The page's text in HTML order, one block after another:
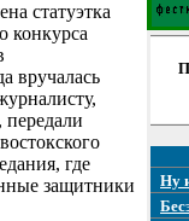
статуэтка
конкурса
вручалась
передали
где
защитники
Ну